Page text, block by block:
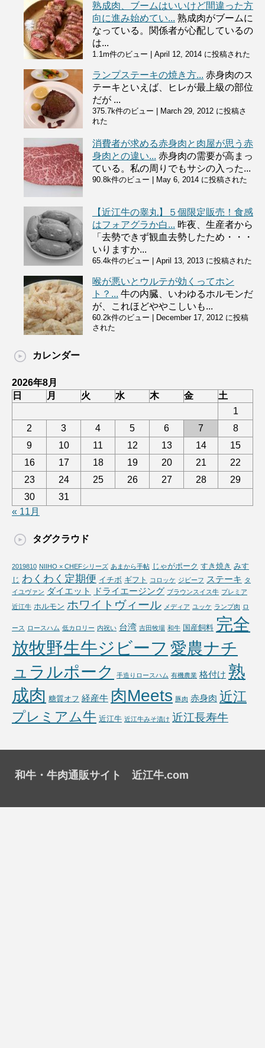
熟成肉、ブームはいいけど間違った方
向に進み始めてい... 熟成肉がブームに
なっている。関係者が心配しているの
は...
1.1m件のビュー April 12, 2014 に投稿された
ランプステーキの焼き方... 赤身肉のス
テーキといえば、ヒレが最上級の部位
だが ...
375.7k件のビュー
March 29, 2012 に投稿さ
れた
消費者が求める赤身肉と肉屋が思う赤
身肉との違い... 赤身肉の需要が高まっ
ている。私の周りでもサシの入った...
90.8k件のビュー May 6, 2014 に投稿された
【近江牛の睾丸】５個限定販売！食感
はフォアグラか白... 昨夜、生産者から
「去勢できず観血去勢したため・・・
いりますか...
65.4k件のビュー April 13, 2013 に投稿された
喉が悪いとウルテが効くってホン
ト？... 牛の内臓、いわゆるホルモンだ
が、これほどややこしいも...
60.2k件のビュー
December 17, 2012 に投稿
された
カレンダー
2026年8月
日
月 火 水 木 金
土
1
2
3 4 5 6 7
8
9
10 11 12 13 14
15
16
17 18 19 20 21
22
23
24 25 26 27 28
29
30
31
« 11月
タグクラウド
2019810 NIIHO × CHEFシリーズ あまから手帖 じゃがポーク すき焼き みす
じ わくわく定期便 イチボ ギフト コロッケ ジビーフ ステーキ タ
イユヴァン ダイエット ドライエージング ブラウンスイス牛 プレミア
近江牛 ホルモン ホワイトヴィール メディア ユッケ ランプ肉 ロ
ース ロースハム 低カロリー 内祝い 台湾 吉田牧場 和牛 国産飼料 完全
放牧野生牛ジビーフ 愛農ナチ
ュラルポーク
手造りロースハム 有機農業 格付け 熟
成肉 糖質オフ 経産牛 肉Meets 豚肉 赤身肉 近江
プレミアム牛 近江牛 近江牛みそ漬け 近江長寿牛
和牛・牛肉通販サイト 近江牛.com